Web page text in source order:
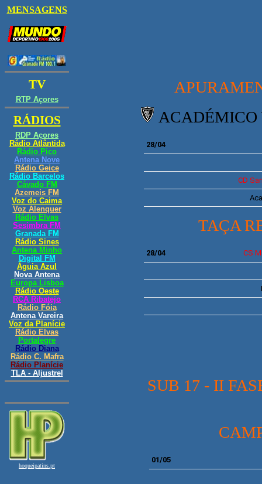
ACADÉMICO
28/04
CD
TAÇA
28/04 CS
SUB 17 - II
01/05